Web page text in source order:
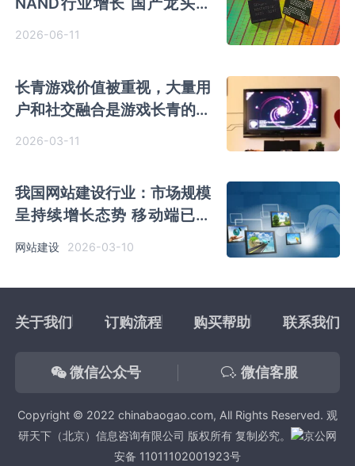
破瓶颈抢占细分市场
2026-06-11
长青游戏价值被重视，大量用
户和社交融合是游戏长青的核
2026-03-11
我国网站建设行业：市场规模
呈持续增长态势 移动端已成
为绝对主流
网站建设 2026-03-10
关于我们 订购流程 购买帮助 联系我们
微信公众号 微信客服
Copyright © 2022 chinabaogao.com, All Rights Reserved. 观
研天下（北京）信息咨询有限公司 版权所有 复制必究。
京公网
安备 11011102001923号